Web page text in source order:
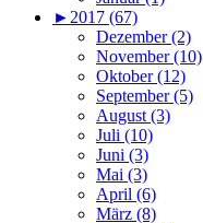
► 2017 (67)
Dezember (2)
November (10)
Oktober (12)
September (5)
August (3)
Juli (10)
Juni (3)
Mai (3)
April (6)
März (8)